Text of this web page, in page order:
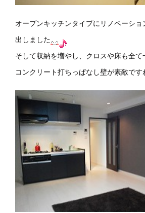
オープンキッチンタイプにリノベーショ
出しました
そして収納を増やし、クロスや床も全て
コンクリート打ちっぱなし壁が素敵です